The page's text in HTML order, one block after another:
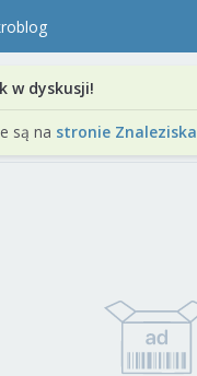
w dyskusji!
są na stronie Znaleziska